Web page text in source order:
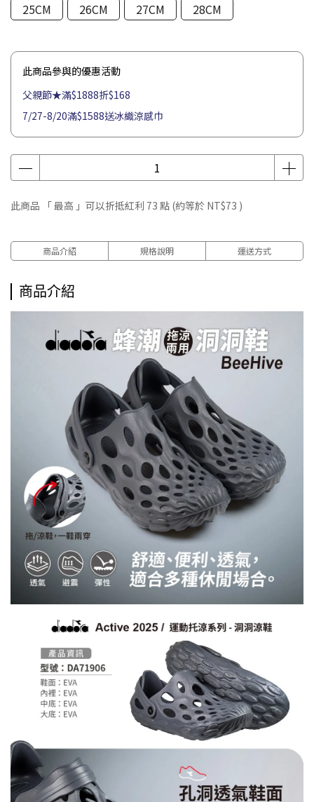
25CM
26CM 27CM 28CM
此商品參與的優惠活動
父親節★滿$1888折$168
7/27-8/20滿$1588送冰織涼感巾
此商品 「 最高 」可以折抵紅利 73 點 (約等於 NT$73 )
商品介紹 規格說明 運送方式
商品介紹